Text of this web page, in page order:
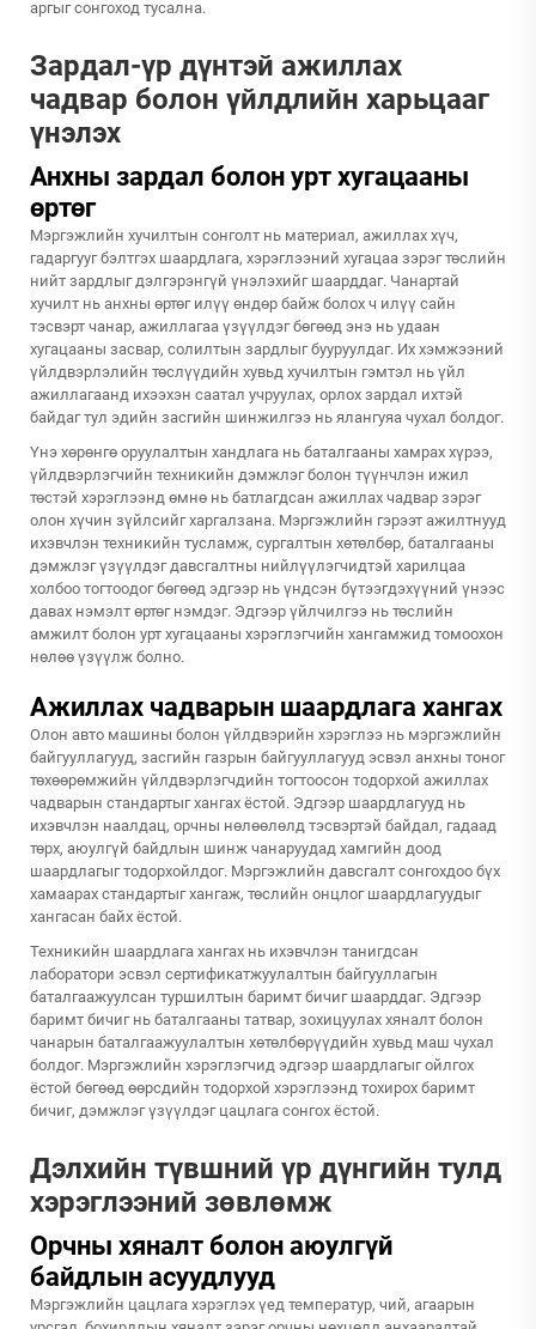
аргыг сонгоход тусална.
Зардал-үр дүнтэй ажиллах
чадвар болон үйлдлийн харьцааг
үнэлэх
Анхны зардал болон урт хугацааны
өртөг
Мэргэжлийн хучилтын сонголт нь материал, ажиллах хүч,
гадаргууг бэлтгэх шаардлага, хэрэглээний хугацаа зэрэг төслийн
нийт зардлыг дэлгэрэнгүй үнэлэхийг шаарддаг. Чанартай
хучилт нь анхны өртөг илүү өндөр байж болох ч илүү сайн
тэсвэрт чанар, ажиллагаа үзүүлдэг бөгөөд энэ нь удаан
хугацааны засвар, солилтын зардлыг бууруулдаг. Их хэмжээний
үйлдвэрлэлийн төслүүдийн хувьд хучилтын гэмтэл нь үйл
ажиллагаанд ихээхэн саатал учруулах, орлох зардал ихтэй
байдаг тул эдийн засгийн шинжилгээ нь ялангуяа чухал болдог.
Үнэ хөрөнгө оруулалтын хандлага нь баталгааны хамрах хүрээ,
үйлдвэрлэгчийн техникийн дэмжлэг болон түүнчлэн ижил
төстэй хэрэглээнд өмнө нь батлагдсан ажиллах чадвар зэрэг
олон хүчин зүйлсийг харгалзана. Мэргэжлийн гэрээт ажилтнууд
ихэвчлэн техникийн тусламж, сургалтын хөтөлбөр, баталгааны
дэмжлэг үзүүлдэг давсгалтны нийлүүлэгчидтэй харилцаа
холбоо тогтоодог бөгөөд эдгээр нь үндсэн бүтээгдэхүүний үнээс
давах нэмэлт өртөг нэмдэг. Эдгээр үйлчилгээ нь төслийн
амжилт болон урт хугацааны хэрэглэгчийн хангамжид томоохон
нөлөө үзүүлж болно.
Ажиллах чадварын шаардлага хангах
Олон авто машины болон үйлдвэрийн хэрэглээ нь мэргэжлийн
байгууллагууд, засгийн газрын байгууллагууд эсвэл анхны тоног
төхөөрөмжийн үйлдвэрлэгчдийн тогтоосон тодорхой ажиллах
чадварын стандартыг хангах ёстой. Эдгээр шаардлагууд нь
ихэвчлэн наалдац, орчны нөлөөлөлд тэсвэртэй байдал, гадаад
төрх, аюулгүй байдлын шинж чанаруудад хамгийн доод
шаардлагыг тодорхойлдог. Мэргэжлийн давсгалт сонгохдоо бүх
хамаарах стандартыг хангаж, төслийн онцлог шаардлагуудыг
хангасан байх ёстой.
Техникийн шаардлага хангах нь ихэвчлэн танигдсан
лаборатори эсвэл сертификатжуулалтын байгууллагын
баталгаажуулсан туршилтын баримт бичиг шаарддаг. Эдгээр
баримт бичиг нь баталгааны татвар, зохицуулах хяналт болон
чанарын баталгаажуулалтын хөтөлбөрүүдийн хувьд маш чухал
болдог. Мэргэжлийн хэрэглэгчид эдгээр шаардлагыг ойлгох
ёстой бөгөөд өөрсдийн тодорхой хэрэглээнд тохирох баримт
бичиг, дэмжлэг үзүүлдэг цацлага сонгох ёстой.
Дэлхийн түвшний үр дүнгийн тулд
хэрэглээний зөвлөмж
Орчны хяналт болон аюулгүй
байдлын асуудлууд
Мэргэжлийн цацлага хэрэглэх үед температур, чий, агаарын